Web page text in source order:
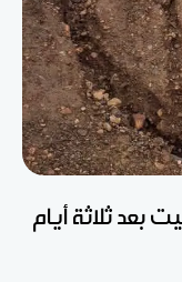
ثلاثة أيام